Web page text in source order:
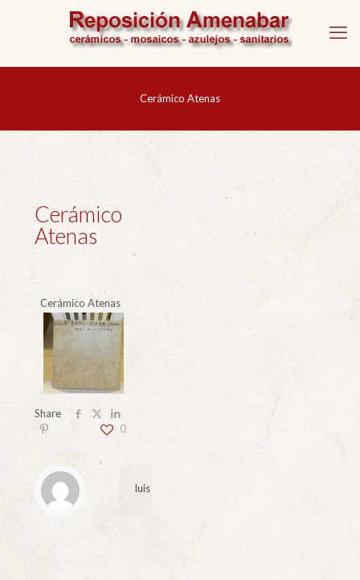
Cerámico Atenas
Cerámico
Atenas
Cerámico Atenas
Share
0
luis